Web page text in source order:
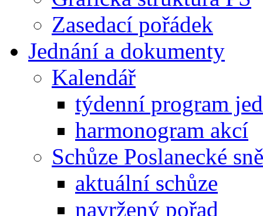
Zasedací pořádek
Jednání a dokumenty
Kalendář
týdenní program
harmonogram akcí
Schůze Poslanecké
aktuální schůze
navržený pořad